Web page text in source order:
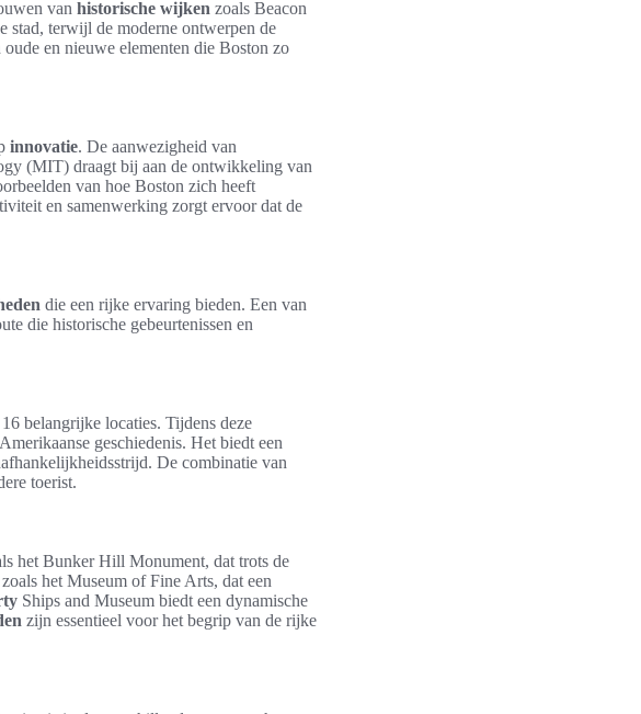
van historische wijken zoals Beacon
stad, terwijl de moderne ontwerpen de
en nieuwe elementen die Boston zo
innovatie. De aanwezigheid van
(MIT) draagt bij aan de ontwikkeling van
van hoe Boston zich heeft
en samenwerking zorgt ervoor dat de
die een rijke ervaring bieden. Een van
die historische gebeurtenissen en
belangrijke locaties. Tijdens deze
geschiedenis. Het biedt een
De combinatie van
toerist.
het Bunker Hill Monument, dat trots de
zoals het Museum of Fine Arts, dat een
Ships and Museum biedt een dynamische
zijn essentieel voor het begrip van de rijke